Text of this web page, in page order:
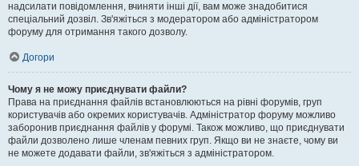
надсилати повідомлення, вчиняти інші дії, вам може знадобитися
спеціальний дозвіл. Зв'яжіться з модератором або адміністратором
форуму для отримання такого дозволу.
Догори
Чому я не можу приєднувати файли?
Права на приєднання файлів встановлюються на рівні форумів, груп
користувачів або окремих користувачів. Адміністратор форуму можливо
заборонив приєднання файлів у форумі. Також можливо, що приєднувати
файли дозволено лише членам певних груп. Якщо ви не знаєте, чому ви
не можете додавати файли, зв'яжіться з адміністратором.